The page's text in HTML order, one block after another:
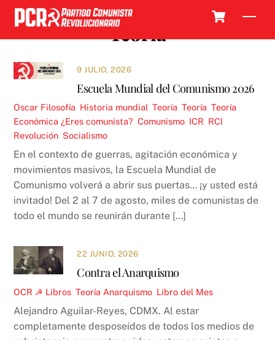
Skip
content
Teoría
9 JULIO, 2026
Escuela Mundial del Comunismo 2026
Oscar Filosofía Historia mundial ,Teoría ,Teoría ,Teoría
Económica ¿Eres comunista? ,Comunismo ICR RCI
Revolución Socialismo
En el contexto de guerras, agitación económica y
movimientos masivos, la Escuela Mundial de
Comunismo volverá a abrir sus puertas… ¡y usted está
invitado! Del 2 al 7 de agosto, miles de comunistas de
todo el mundo se reunirán durante […]
22 JUNIO, 2026
Contra el Anarquismo
OCR ☭ Libros ,Teoría Anarquismo Libro del Mes
Alejandro Aguilar-Reyes, CDMX. Al estar
completamente desposeídos de todos los medios de